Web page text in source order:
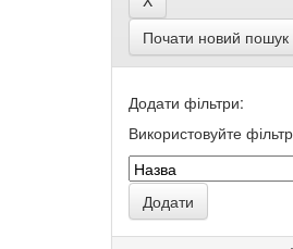
Почати новий пошук
Додати фільтри:
Використовуйте